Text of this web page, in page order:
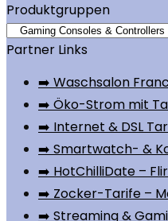
Produktgruppen
Partner Links
➡️ Waschsalon
➡️ Öko-Strom mit
➡️ Internet & DSL
➡️ Smartwatch- &
➡️ HotChilliDate –
➡️ Zocker-Tarife –
➡️ Streaming &